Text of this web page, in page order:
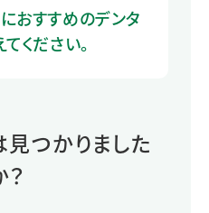
おすすめのデンタ
ください。
つかりました
？